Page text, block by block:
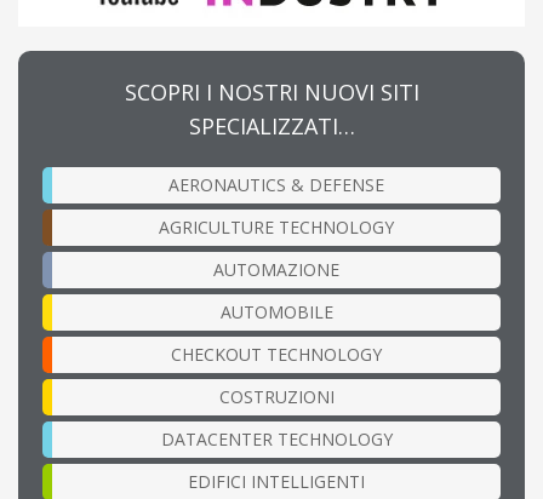
SCOPRI I NOSTRI NUOVI SITI
SPECIALIZZATI…
AERONAUTICS & DEFENSE
AGRICULTURE TECHNOLOGY
AUTOMAZIONE
AUTOMOBILE
CHECKOUT TECHNOLOGY
COSTRUZIONI
DATACENTER TECHNOLOGY
EDIFICI INTELLIGENTI